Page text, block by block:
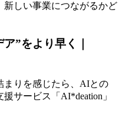
新しい事業につながるかど
”をより早く｜
まりを感じたら、AIとの
サービス「AI*deation」